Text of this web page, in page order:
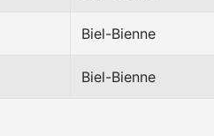
Biel-Bienne
Biel-Bienne